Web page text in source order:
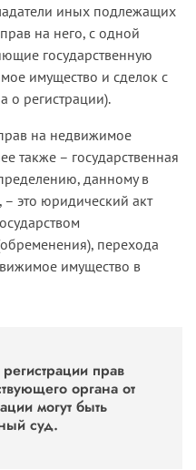
иных подлежащих
на него, с одной
государственную
имущество и сделок с
о регистрации).
на недвижимое
также – государственная
данному в
– это юридический акт
перехода
имущество в
прав
органа от
могут быть
суд.